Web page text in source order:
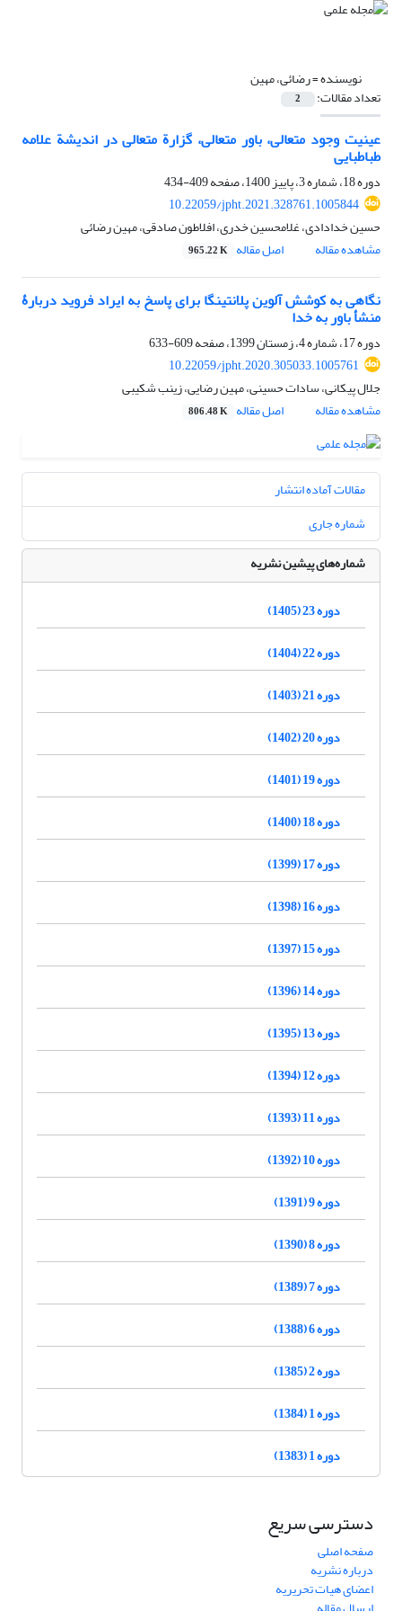
نویسنده =رضائی، مهین
تعداد مقالات: 2
عینیت وجود متعالی، باور متعالی، گزارة متعالی در اندیشة علامه
طباطبایی
دوره 18، شماره 3، پاییز 1400، صفحه
409-434
10.22059/jpht.2021.328761.1005844
حسین خدادادی، غلامحسین خدری، افلاطون صادقی، مهین رضائی
مشاهده مقاله
اصل مقاله 965.22 K
نگاهی به کوشش آلوین پلانتینگا برای پاسخ به ایراد فروید دربارۀ
منشأ باور به خدا
دوره 17، شماره 4، زمستان 1399، صفحه
609-633
10.22059/jpht.2020.305033.1005761
جلال پیکانی، سادات حسینی، مهین رضایی، زینب شکیبی
مشاهده مقاله
اصل مقاله 806.48 K
مقالات آماده انتشار
شماره جاری
شماره‌های پیشین نشریه
دوره 23 (1405)
دوره 22 (1404)
دوره 21 (1403)
دوره 20 (1402)
دوره 19 (1401)
دوره 18 (1400)
دوره 17 (1399)
دوره 16 (1398)
دوره 15 (1397)
دوره 14 (1396)
دوره 13 (1395)
دوره 12 (1394)
دوره 11 (1393)
دوره 10 (1392)
دوره 9 (1391)
دوره 8 (1390)
دوره 7 (1389)
دوره 6 (1388)
دوره 2 (1385)
دوره 1 (1384)
دوره 1 (1383)
دسترسی سریع
صفحه اصلی
درباره نشریه
اعضای هیات تحریریه